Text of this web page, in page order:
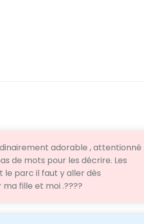
adorable , attentionné
de mots pour les décrire. Les
parc il faut y aller dès
fille et moi .????